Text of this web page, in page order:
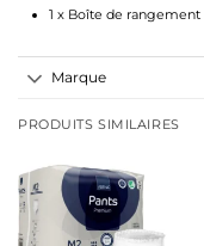
1 x Boîte de rangement
Marque
PRODUITS SIMILAIRES